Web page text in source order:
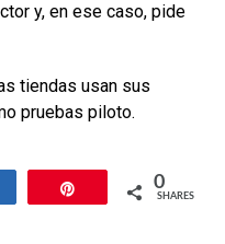
y, en ese caso, pide
tiendas usan sus
pruebas piloto.
0
SHARES